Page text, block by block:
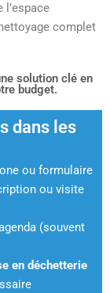
l’espace
complet
solution clé en
budget.
dans les
ou formulaire
ou visite
(souvent
en déchetterie